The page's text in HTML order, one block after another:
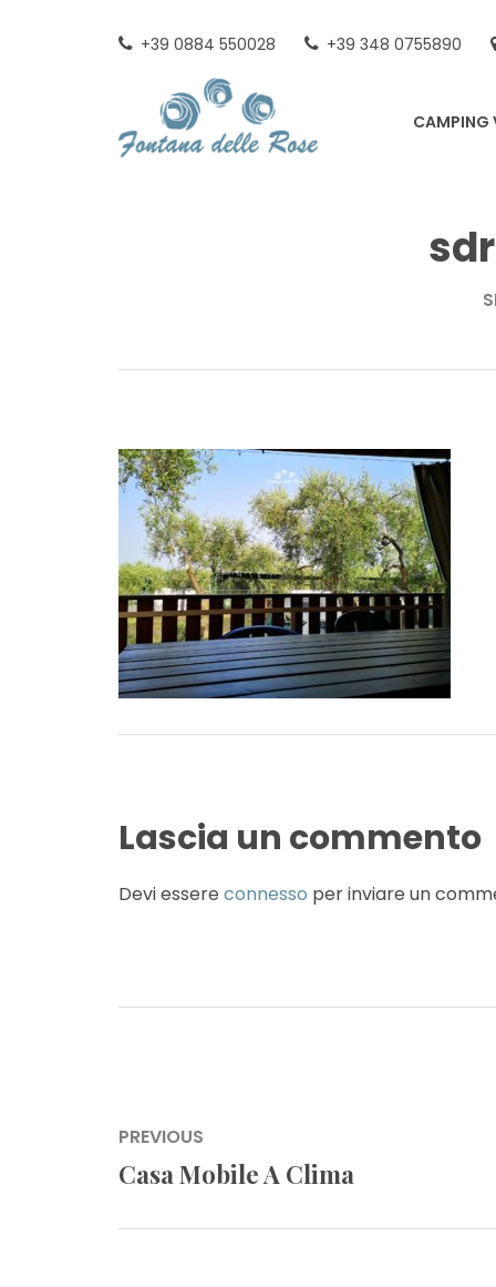
+39 0884 550028 +39 348 0755890
CAMPING
Lascia un commento
Devi essere connesso per inviare un
Navigazione
articoli
PREVIOUS
Previous
Casa Mobile A Clima